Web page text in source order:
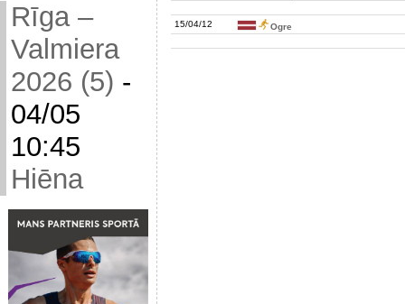
Rīga –
Valmiera
2026 (5) -
04/05
10:45
Hiēna
15/04/12 Ogre